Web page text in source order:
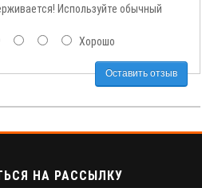
Используйте обычный
Хорошо
Оставить отзыв
НА РАССЫЛКУ